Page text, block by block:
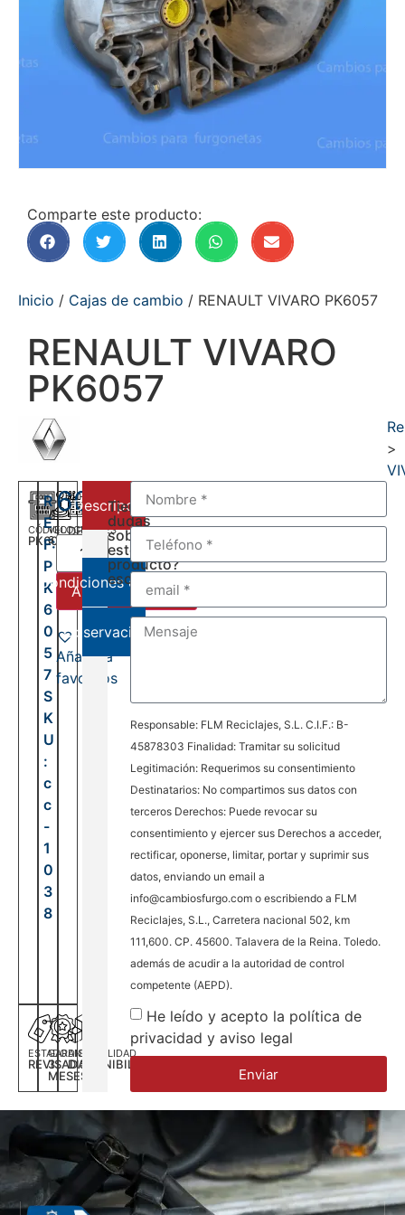
Comparte este producto:
Inicio / Cajas de cambio / RENAULT VIVARO PK6057
RENAULT VIVARO
PK6057
>
CÓDIGO
PK6057
VELOCIDADES
6
DEL:
AL:
ESTADO
REVISADA
GARANTÍA
3
MESES
DISPONILIDAD
DISPONIBILIDAD
R
E
F:
P
K
6
0
5
7
S
K
U
:
c
c
-
1
0
3
8
600,00€
Añadir al carrito
Añadir a
favoritos
Descripción
Condiciones de venta
Observaciones
Tienes
dudas
sobre
este
producto?
escríbenos:
Responsable: FLM Reciclajes, S.L. C.I.F.: B-
45878303 Finalidad: Tramitar su solicitud
Legitimación: Requerimos su consentimiento
Destinatarios: No compartimos sus datos con
terceros Derechos: Puede revocar su
consentimiento y ejercer sus Derechos a acceder,
rectificar, oponerse, limitar, portar y suprimir sus
datos, enviando un email a
info@cambiosfurgo.com o escribiendo a FLM
Reciclajes, S.L., Carretera nacional 502, km
111,600. CP. 45600. Talavera de la Reina. Toledo.
además de acudir a la autoridad de control
competente (AEPD).
He leído y acepto la política de
privacidad y aviso legal
Enviar